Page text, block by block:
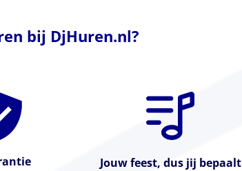
bij DjHuren.nl?
Jouw feest, dus jij bepaalt